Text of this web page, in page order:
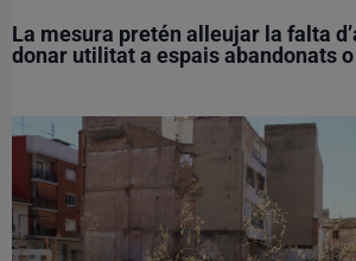
La mesura pretén alleujar la falta
donar utilitat a espais abandonats